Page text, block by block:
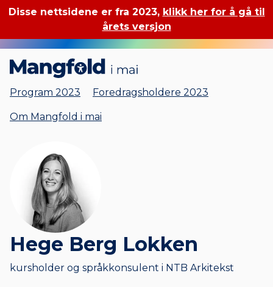
Disse nettsidene er fra 2023, klikk her for å gå til
årets versjon
Program 2023 Foredragsholdere 2023
Om Mangfold i mai
Hege Berg Lokken
kursholder og språkkonsulent i NTB Arkitekst